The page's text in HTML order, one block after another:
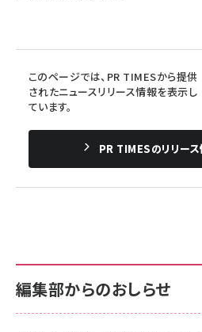
このページでは、PR TIMESから提供
されたニュースリリース情報を表示し
ています。
PR TIMESのリリー
編集部からのおしらせ